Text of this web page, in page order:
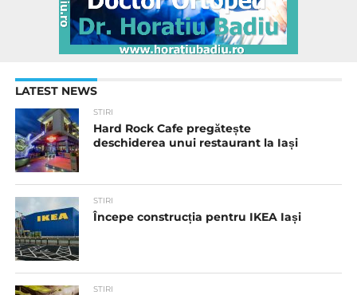
LATEST NEWS
STIRI
Hard Rock Cafe pregătește
deschiderea unui restaurant la Iași
STIRI
Începe construcția pentru IKEA Iași
STIRI